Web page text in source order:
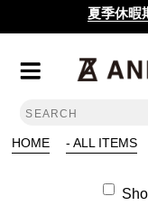
夏季休暇
HOME - ALL ITEMS